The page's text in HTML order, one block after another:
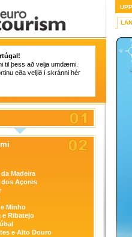
til þess að velja umdæmi.
eða veljið í skránni hér
Madeira
Açores
Minho
e Ribatejo
e Alto Douro